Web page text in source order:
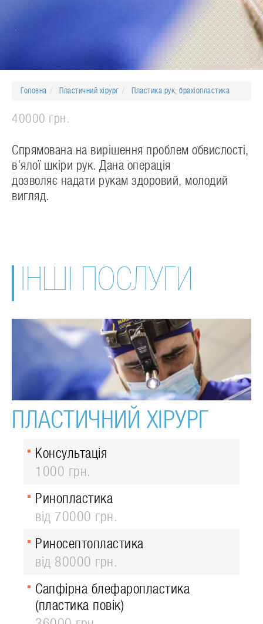
Головна Пластичний хірург Пластика рук, брахіопластика
40000 грн.
Спрямована на вирішення проблем обвислості,
в'ялої шкіри рук. Дана операція
дозволяє надати рукам здоровий, молодий
вигляд.
ІНШІ ПОСЛУГИ
ПЛАСТИЧНИЙ ХІРУРГ
Консультація
1000 грн.
Ринопластика
від 70000 грн.
Риносептопластика
від 80000 грн.
Сапфірна блефаропластика
(пластика повік)